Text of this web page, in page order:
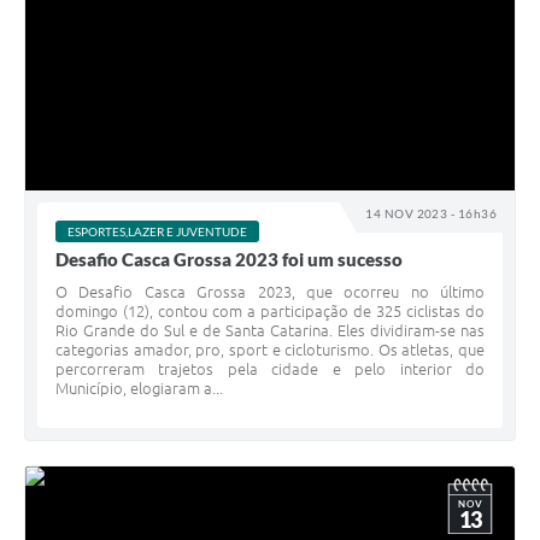
14 NOV 2023 - 16h36
ESPORTES,LAZER E JUVENTUDE
Desafio Casca Grossa 2023 foi um sucesso
O Desafio Casca Grossa 2023, que ocorreu no último
domingo (12), contou com a participação de 325 ciclistas do
Rio Grande do Sul e de Santa Catarina. Eles dividiram-se nas
categorias amador, pro, sport e cicloturismo. Os atletas, que
percorreram trajetos pela cidade e pelo interior do
Município, elogiaram a...
NOV
13